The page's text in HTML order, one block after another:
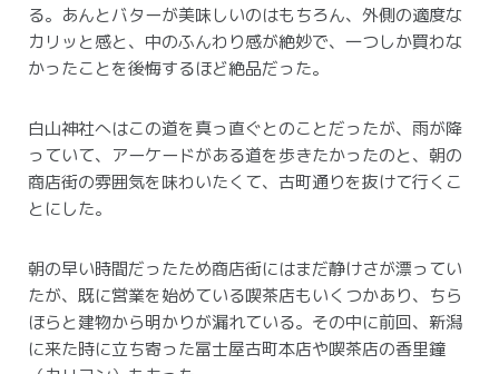
る。 あんとバターが美味しいのはもちろん、外側の適度な
カリッと感と、中のふんわり感が絶妙で、一つしか買わな
かったことを後悔するほど絶品だった。
白山神社へはこの道を真っ直ぐとのことだったが、雨が降
っていて、アーケードがある道を歩きたかったのと、朝の
商店街の雰囲気を味わいたくて、古町通りを抜けて行くこ
とにした。
朝の早い時間だったため商店街にはまだ静けさが漂ってい
たが、既に営業を始めている喫茶店もいくつかあり、ちら
ほらと建物から明かりが漏れている。 その中に前回、新潟
に来た時に立ち寄った冨士屋古町本店や喫茶店の香里鐘